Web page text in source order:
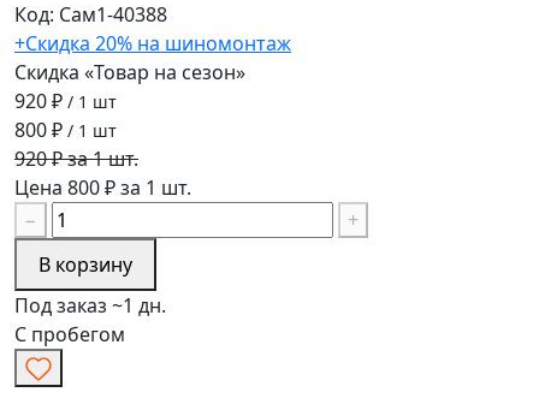
Код: Сам1-40388
+Скидка 20% на шиномонтаж
Скидка «Товар на сезон»
920 ₽ / 1 шт
800 ₽ / 1 шт
920 ₽ за 1 шт.
Цена 800 ₽ за 1 шт.
−
+
В корзину
Под заказ ~1 дн.
С пробегом